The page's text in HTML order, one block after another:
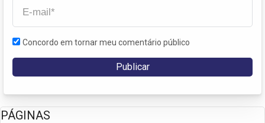
Concordo em tornar meu comentário público
PÁGINAS